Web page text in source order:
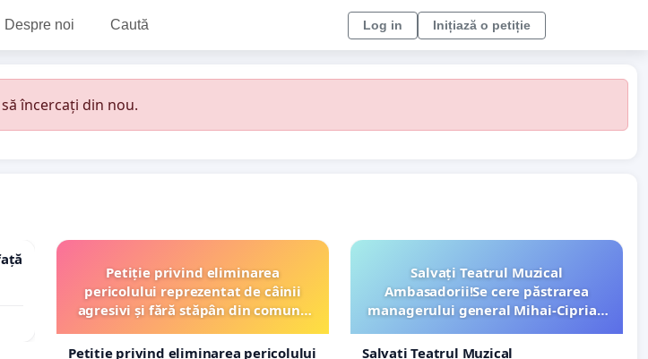
Despre noi Caută Log in Inițiază o petiție
încercați din nou.
Petiție privind eliminarea
pericolului reprezentat de câinii
agresivi și fără stăpân din comuna
Petiție privind eliminarea pericolului
Salvați Teatrul Muzical
Ambasadorii!Se cere păstrarea
managerului general Mihai-Ciprian
Salvați Teatrul Muzical